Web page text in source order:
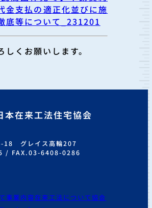
金支払の適正化並びに施
底等について_231201
しくお願いします。
本在来工法住宅協会
18 グレイス高輪207
/ FAX.03-6408-0286
事業内容在来工法について協会